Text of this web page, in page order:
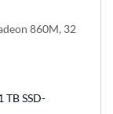
860M, 32
TB SSD-